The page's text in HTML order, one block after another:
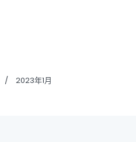
/
2023年1月